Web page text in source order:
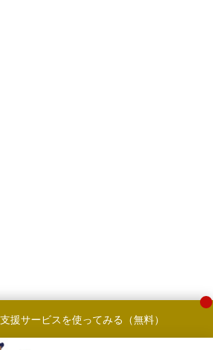
援サービスを使ってみる（無料）